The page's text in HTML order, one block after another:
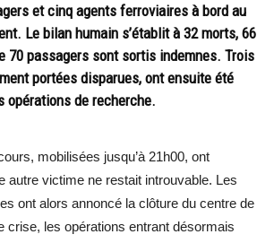
et cinq agents ferroviaires à bord au
Le bilan humain s’établit à 32 morts, 66
70 passagers sont sortis indemnes. Trois
portées disparues, ont ensuite été
opérations de recherche.
mobilisées jusqu’à 21h00, ont
autre victime ne restait introuvable. Les
ont alors annoncé la clôture du centre de
crise, les opérations entrant désormais